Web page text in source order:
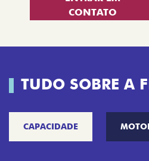
CONTATO
TUDO SOBRE A
CAPACIDADE